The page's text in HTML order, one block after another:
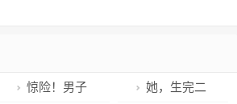
惊险！男子 她，生完二